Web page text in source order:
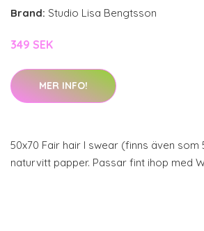
Brand: Studio Lisa Bengtsson
349 SEK
MER INFO!
50x70 Fair hair I swear (finns även som
naturvitt papper. Passar fint ihop med